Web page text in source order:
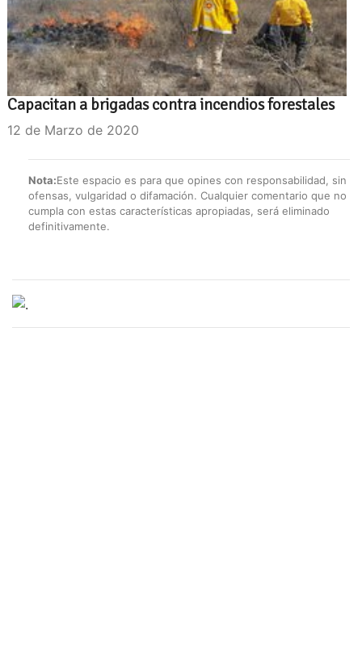
Capacitan a brigadas contra incendios forestales
12 de Marzo de 2020
Nota:Este espacio es para que opines con responsabilidad, sin
ofensas, vulgaridad o difamación. Cualquier comentario que no
cumpla con estas características apropiadas, será eliminado
definitivamente.